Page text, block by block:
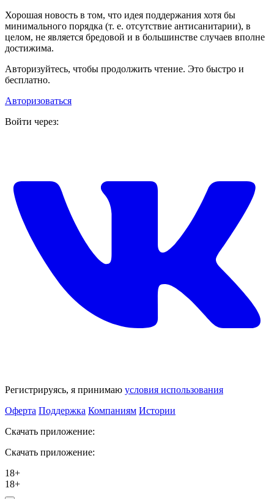
Хорошая новость в том, что идея поддержания хотя бы
минимального порядка (т. е. отсутствие антисанитарии), в
целом, не является бредовой и в большинстве случаев вполне
достижима.
Авторизуйтесь, чтобы продолжить чтение. Это быстро и
бесплатно.
Авторизоваться
Войти через:
Регистрируясь, я принимаю условия использования
Оферта Поддержка Компаниям Истории
Скачать приложение:
Скачать приложение:
18+
18+